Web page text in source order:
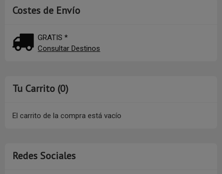
Costes de Envío
GRATIS *
Consultar Destinos
Tu Carrito (0)
El carrito de la compra está vacío
Redes Sociales